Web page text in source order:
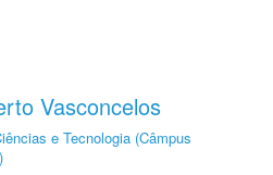
Vasconcelos
e Tecnologia (Câmpus